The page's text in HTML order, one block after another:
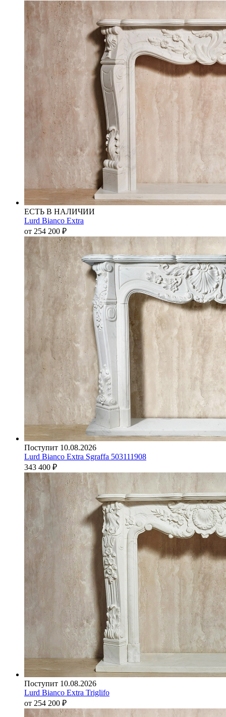
ЕСТЬ В НАЛИЧИИ
Lurd Bianco Extra
от 254 200 ₽
Поступит 10.08.2026
Lurd Bianco Extra Sgraffa 503111908
343 400 ₽
Поступит 10.08.2026
Lurd Bianco Extra Triglifo
от 254 200 ₽